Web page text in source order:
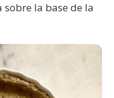
la base de la